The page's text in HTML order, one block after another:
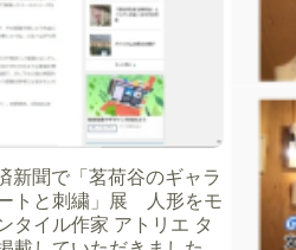
新聞で「茗荷谷のギャラ
トと刺繍」展 人形をモ
タイル作家 アトリエ タ